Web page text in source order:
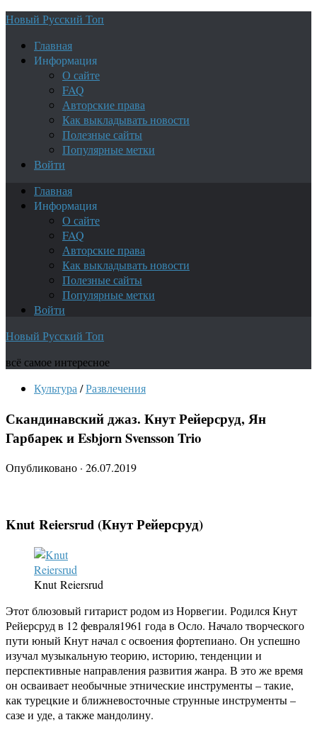
Новый Русский Топ
Главная
Информация
О сайте
FAQ
Авторские права
Как выкладывать новости
Полезные сайты
Популярные метки
Войти
Главная
Информация
О сайте
FAQ
Авторские права
Как выкладывать новости
Полезные сайты
Популярные метки
Войти
Новый Русский Топ
всё самое интересное
Культура /Развлечения
Скандинавский джаз. Кнут Рейерсруд, Ян
Гарбарек и Esbjorn Svensson Trio
Опубликовано · 26.07.2019
Knut Reiersrud (Кнут Рейерсруд)
Knut Reiersrud
Этот блюзовый гитарист родом из Норвегии. Родился Кнут
Рейерсруд в 12 февраля1961 года в Осло. Начало творческого
пути юный Кнут начал с освоения фортепиано. Он успешно
изучал музыкальную теорию, историю, тенденции и
перспективные направления развития жанра. В это же время
он осваивает необычные этнические инструменты – такие,
как турецкие и ближневосточные струнные инструменты –
сазе и уде, а также мандолину.